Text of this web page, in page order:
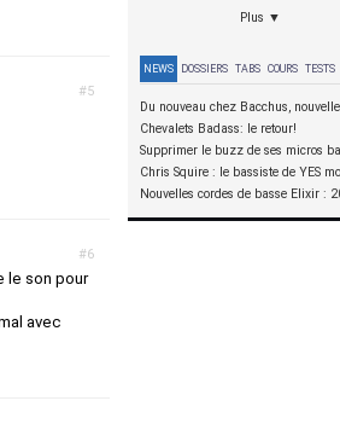
Plus ▼
NEWS DOSSIERS TABS COURS TESTS
Chevalets Badass: le retour!
#5
#6
le son pour
avec